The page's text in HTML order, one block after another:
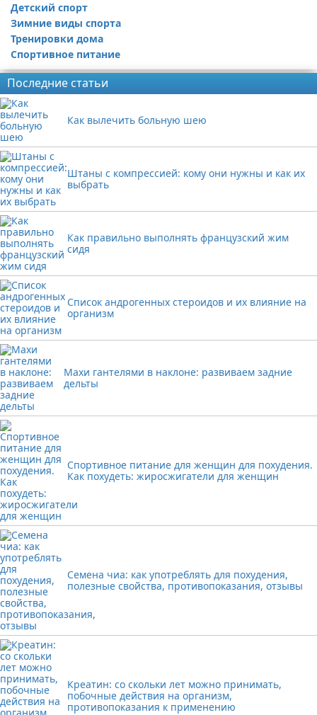
Детский спорт
Зимние виды спорта
Тренировки дома
Спортивное питание
Последние статьи
Как вылечить больную шею
Штаны с компрессией: кому они нужны и как их
выбрать
Как правильно выполнять французский жим
сидя
Список андрогенных стероидов и их влияние на
организм
Махи гантелями в наклоне: развиваем задние
дельты
Спортивное питание для женщин для похудения.
Как похудеть: жиросжигатели для женщин
Семена чиа: как употреблять для похудения,
полезные свойства, противопоказания, отзывы
Креатин: со скольки лет можно принимать,
побочные действия на организм,
противопоказания к применению